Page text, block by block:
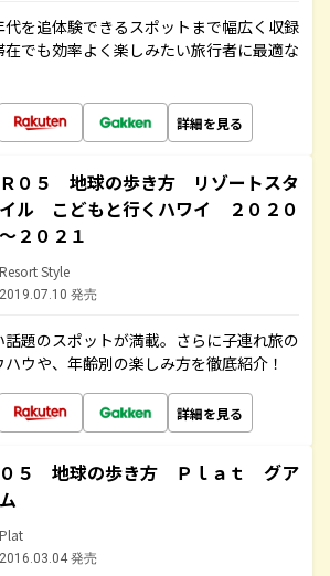
を追体験できるスポットまで幅広く収録
在でも効率よく楽しみたい旅行者に最適な
詳細を見る
Ｒ０５ 地球の歩き方 リゾートスタ
イル こどもと行くハワイ ２０２０
～２０２１
Resort Style
2019.07.10 発売
題のスポットが満載。さらに子連れ旅の
ウや、年齢別の楽しみ方を徹底紹介！
詳細を見る
０５ 地球の歩き方 Ｐｌａｔ グア
ム
Plat
2016.03.04 発売